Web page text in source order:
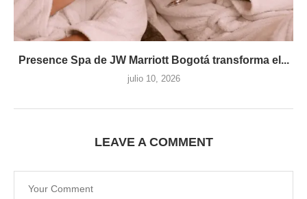
Presence Spa de JW Marriott Bogotá transforma el...
julio 10, 2026
LEAVE A COMMENT